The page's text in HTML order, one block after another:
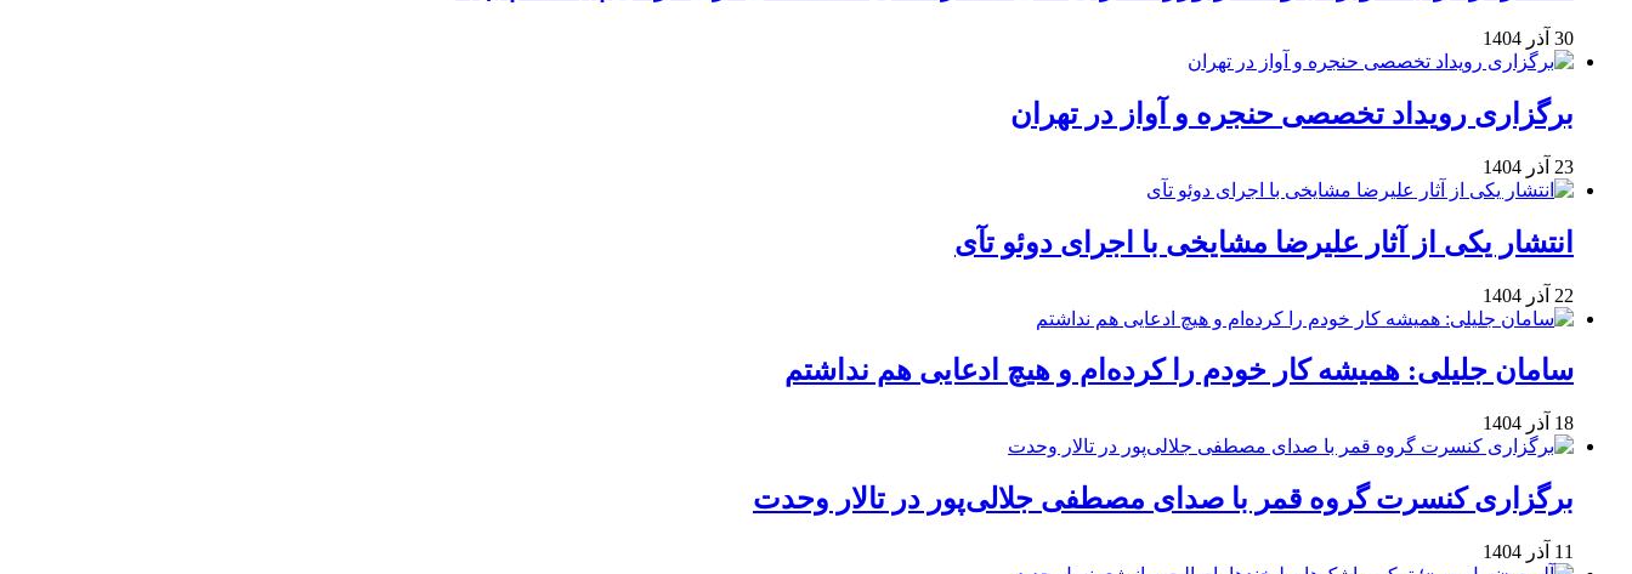
30 آذر 1404
برگزاری رویداد تخصصی حنجره و آواز در تهران
23 آذر 1404
انتشار یکی از آثار علیرضا مشایخی با اجرای دوئو تآی
22 آذر 1404
سامان جلیلی: همیشه کار خودم را کرده‌ام و هیچ ادعایی هم نداشتم
18 آذر 1404
برگزاری کنسرت گروه قمر با صدای مصطفی جلالی‌پور در تالار وحدت
11 آذر 1404